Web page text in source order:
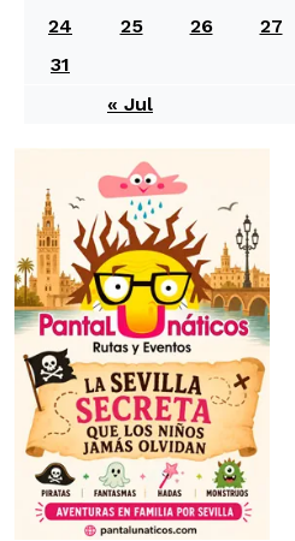
24
25 26 27
31
« Jul